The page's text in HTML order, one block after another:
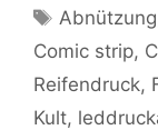
Abnützung
Comic strip,
Reifendruck,
Kult,